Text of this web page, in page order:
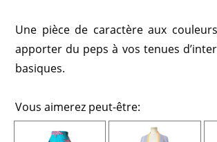
Une pièce de caractère aux
apporter du peps à vos tenues
basiques.
Vous aimerez peut-être: